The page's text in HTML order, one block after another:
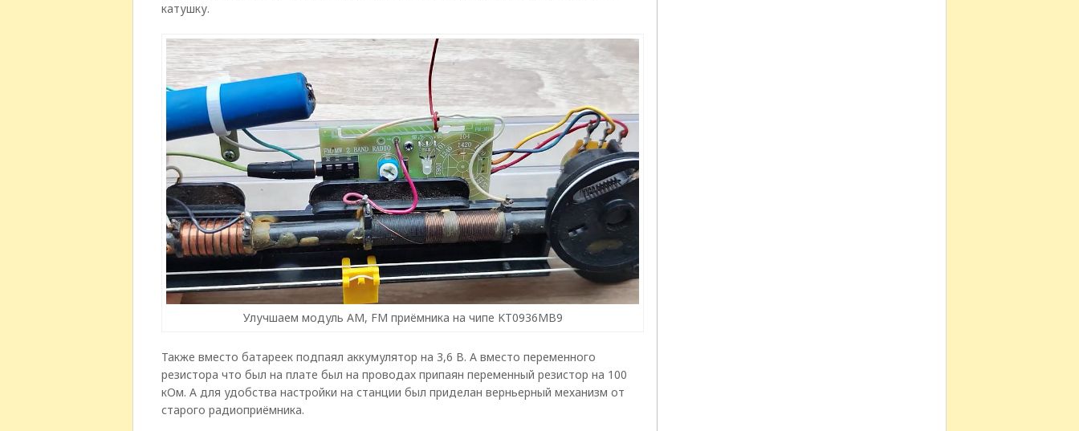
катушку.
Улучшаем модуль АМ, FM приёмника на чипе KT0936MB9
Также вместо батареек подпаял аккумулятор на 3,6 В. А вместо переменного
резистора что был на плате был на проводах припаян переменный резистор на 100
кОм. А для удобства настройки на станции был приделан верньерный механизм от
старого радиоприёмника.